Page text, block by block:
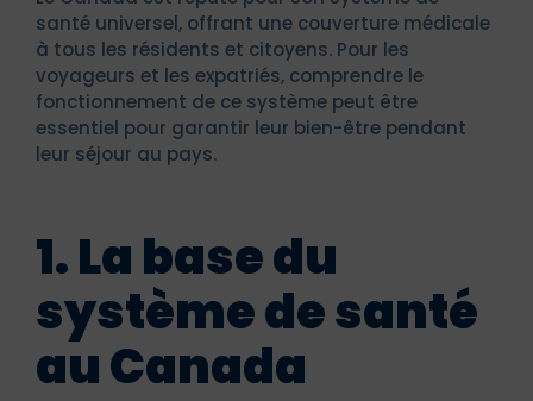
santé universel, offrant une couverture médicale
à tous les résidents et citoyens. Pour les
voyageurs et les expatriés, comprendre le
fonctionnement de ce système peut être
essentiel pour garantir leur bien-être pendant
leur séjour au pays.
1. La base du
système de santé
au Canada